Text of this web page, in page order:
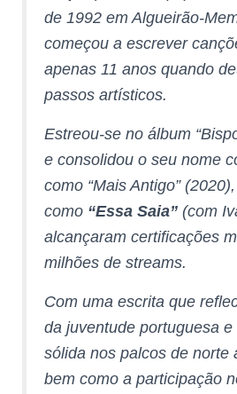
de 1992 em Algueirão-
começou a escrever
apenas 11 anos quando
passos artísticos.
Estreou-se no álbum
e consolidou o seu nome
como “Mais Antigo”(2020),
como “Essa Saia” (com
alcançaram certificações
milhões de streams.
Com uma escrita que
da juventude portuguesa
sólida nos palcos de
bem como a participação